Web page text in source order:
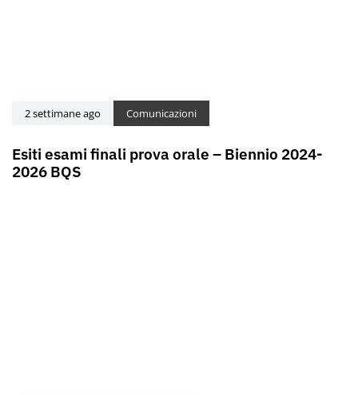
2 settimane ago Comunicazioni
Esiti esami finali prova orale – Biennio 2024-
2026 BQS